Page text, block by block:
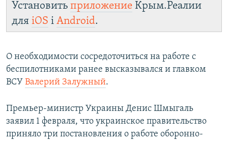
Установить приложение Крым.Реалии
для iOS і Android.
О необходимости сосредоточиться на работе с
беспилотниками ранее высказывался и главком
ВСУ Валерий Залужный.
Премьер-министр Украины Денис Шмыгаль
заявил 1 февраля, что украинское правительство
приняло три постановления о работе оборонно-